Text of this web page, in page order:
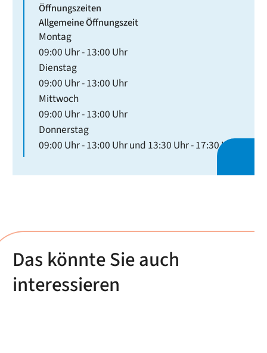
Öffnungszeiten
Allgemeine Öffnungszeit
Montag
09:00 Uhr-13:00 Uhr
Dienstag
09:00 Uhr-13:00 Uhr
Mittwoch
09:00 Uhr-13:00 Uhr
Donnerstag
09:00 Uhr-13:00 Uhrund 13:30 Uhr-17:30 Uhr
Das könnte Sie auch
interessieren